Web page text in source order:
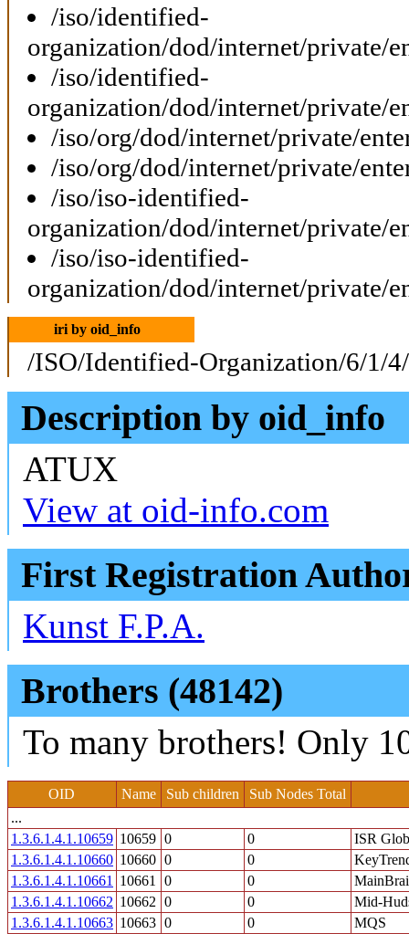
/iso/identified-
organization/dod/internet/private/
/iso/identified-
organization/dod/internet/private/
/iso/org/dod/internet/private/
/iso/org/dod/internet/private/
/iso/iso-identified-
organization/dod/internet/private/
/iso/iso-identified-
organization/dod/internet/private/
iri by oid_info
/ISO/Identified-Organization/6/1/
Description by oid_info
ATUX
View at oid-info.com
First Registration
Kunst F.P.A.
Brothers (48142)
To many brothers! Only
OID Name Sub children
Sub Nodes Total
...
1.3.6.1.4.1.10659 10659 0 0
ISR
1.3.6.1.4.1.10660 10660 0 0
1.3.6.1.4.1.10661
10661 0 0
1.3.6.1.4.1.10662 10662 0 0
Mid-
1.3.6.1.4.1.10663 10663 0 0
MQS